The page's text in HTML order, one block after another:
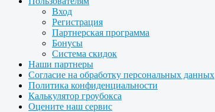
Вход
Регистрация
Партнерская программа
Бонусы
Система скидок
Наши партнеры
Согласие на обработку персональных данных
Политика конфиденциальности
Калькулятор гроубокса
Оцените наш сервис